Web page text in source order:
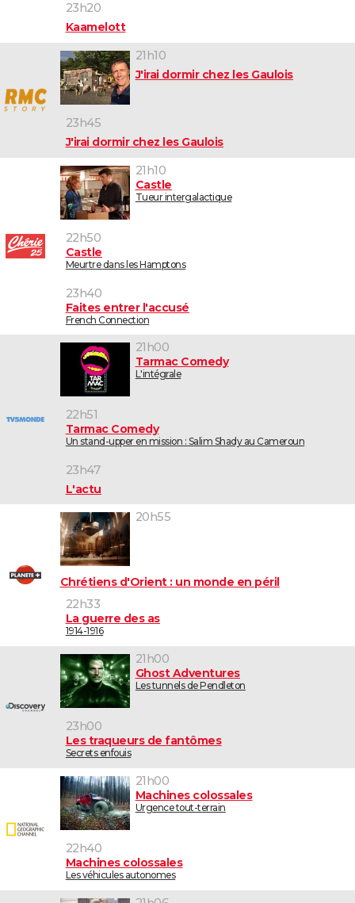
23h20
Kaamelott
21h10
J'irai dormir chez les Gaulois
23h45
J'irai dormir chez les Gaulois
21h10
Castle
Tueur intergalactique
22h50
Castle
Meurtre dans les Hamptons
23h40
Faites entrer l'accusé
French Connection
21h00
Tarmac Comedy
L'intégrale
22h51
Tarmac Comedy
Un stand-upper en mission : Salim Shady au Cameroun
23h47
L'actu
20h55
Chrétiens d'Orient : un monde en péril
22h33
La guerre des as
1914-1916
21h00
Ghost Adventures
Les tunnels de Pendleton
23h00
Les traqueurs de fantômes
Secrets enfouis
21h00
Machines colossales
Urgence tout-terrain
22h40
Machines colossales
Les véhicules autonomes